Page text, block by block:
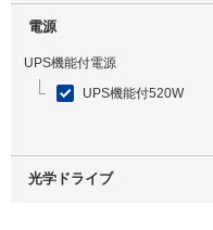
電源
UPS機能付電源
UPS機能付520W
光学ドライブ